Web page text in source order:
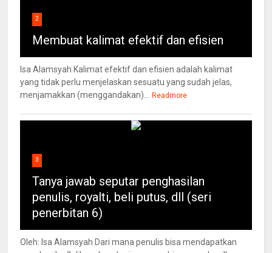
2
Membuat kalimat efektif dan efisien
Isa Alamsyah Kalimat efektif dan efisien adalah kalimat
yang tidak perlu menjelaskan sesuatu yang sudah jelas,
menjamakkan (menggandakan)... Readmore
3
Tanya jawab seputar penghasilan
penulis, royalti, beli putus, dll (seri
penerbitan 6)
Oleh: Isa Alamsyah Dari mana penulis bisa mendapatkan